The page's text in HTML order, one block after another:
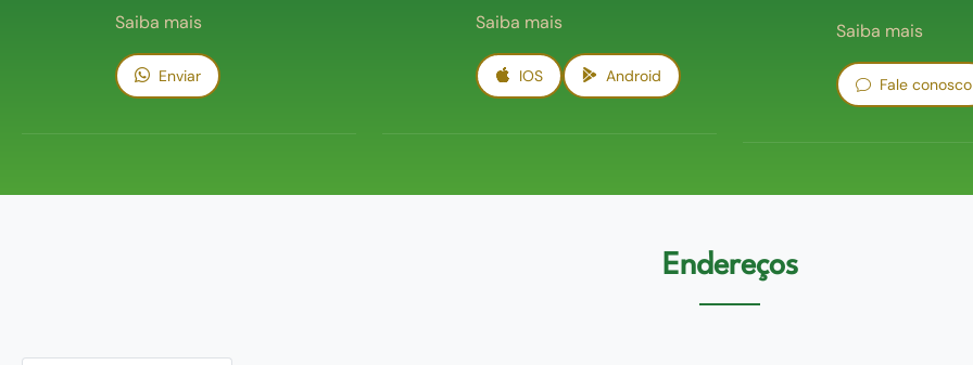
Saiba mais
Enviar
Saiba mais
IOS Android
Saiba mais
Fale conosco
Endereços